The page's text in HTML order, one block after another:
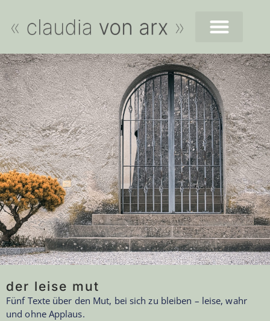
der leise mut
Fünf Texte über den Mut, bei sich zu bleiben – leise, wahr
und ohne Applaus.